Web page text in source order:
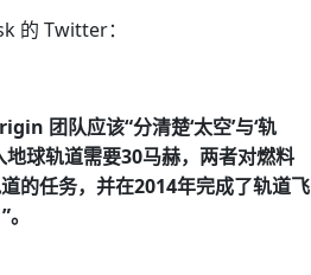
的 Twitter：
团队应该“分清楚‘太空’与‘轨
球轨道需要30马赫，两者对燃料
的任务，并在2014年完成了轨道飞